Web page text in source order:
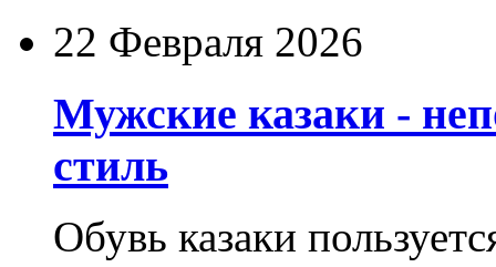
22 Февраля 2026
Мужские казаки -
стиль
Обувь казаки